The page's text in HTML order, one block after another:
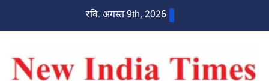
रवि. अगस्त 9th, 2026